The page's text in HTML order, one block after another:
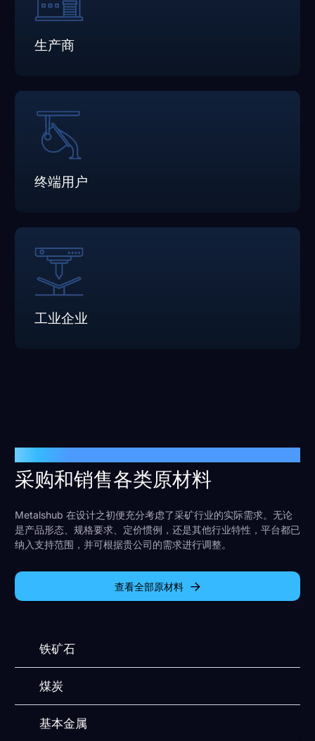
生产商
终端用户
工业企业
采购和销售各类原材料
Metalshub 在设计之初便充分考虑了采矿行业的实际需求。无论
是产品形态、规格要求、定价惯例，还是其他行业特性，平台都已
纳入支持范围，并可根据贵公司的需求进行调整。
查看全部原材料
铁矿石
煤炭
基本金属